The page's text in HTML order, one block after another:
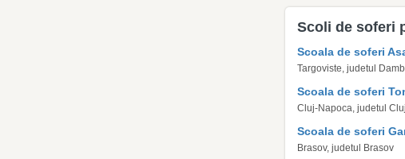
Scoli de soferi
Scoala de soferi
Targoviste, judetul
Scoala de soferi
Cluj-Napoca, judetul Cluj
Scoala de soferi
Brasov, judetul Brasov